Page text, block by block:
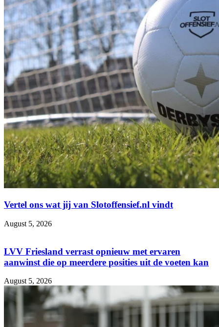
Vertel ons wat jij van Slotoffensief.nl vindt
August 5, 2026
LVV Friesland verrast opnieuw met ervaren
aanwinst die op meerdere posities uit de voeten kan
August 5, 2026